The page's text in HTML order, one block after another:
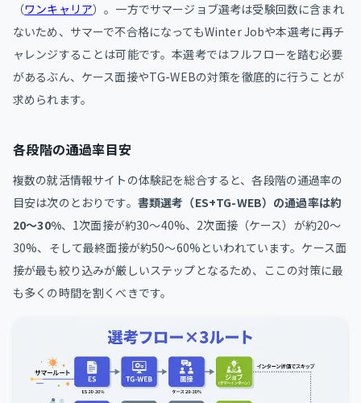
（ワンキャリア）。一方でサマージョブ選考は受験回数に含まれ
ないため、サマーで不合格になってもWinter Jobや本選考に再チ
ャレンジすることは可能です。本選考ではフルフローを踏む必要
があるぶん、ケース面接やTG-WEBの対策を徹底的に行うことが
求められます。
各段階の通過率目安
複数の就活情報サイトの体験記を総合すると、各段階の通過率の
目安は次のとおりです。 書類選考（ES+TG-WEB）の通過率は約
20〜30%、1次面接が約30〜40%、2次面接（ケース）が約20〜
30%、そして最終面接が約50〜60%といわれています。ケース面
接が最も絞り込みが厳しいステップとなるため、ここの対策に最
も多くの時間を割くべきです。